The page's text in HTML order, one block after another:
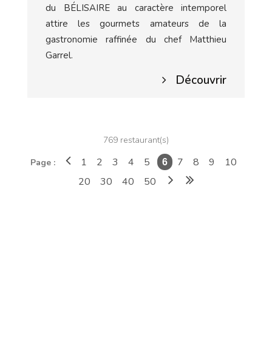
du BÉLISAIRE au caractère intemporel
attire les gourmets amateurs de la
gastronomie raffinée du chef Matthieu
Garrel.
Découvrir
769 restaurant(s)
Page :
1 2 3 4 5 6 7 8 9
10
20
30 40 50